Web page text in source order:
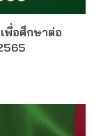
พื่อศึกษาต่อ